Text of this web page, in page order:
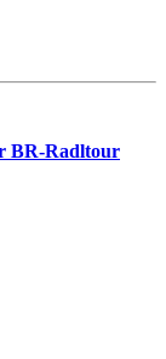
BR-Radltour